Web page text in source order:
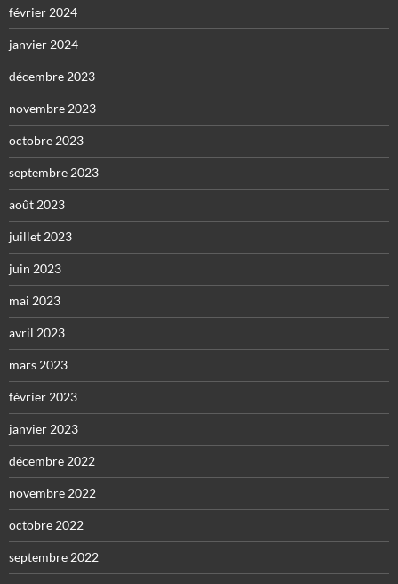
février 2024
janvier 2024
décembre 2023
novembre 2023
octobre 2023
septembre 2023
août 2023
juillet 2023
juin 2023
mai 2023
avril 2023
mars 2023
février 2023
janvier 2023
décembre 2022
novembre 2022
octobre 2022
septembre 2022